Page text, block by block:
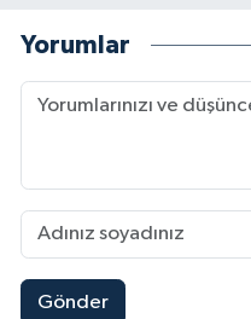
Yorumlar
Gönder